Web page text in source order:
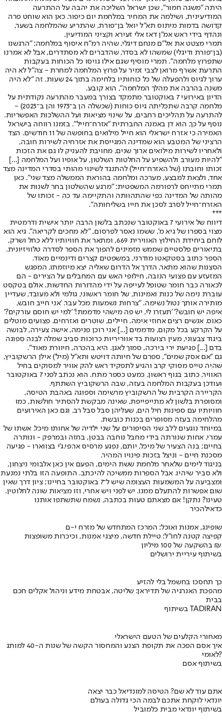
היתה "משגה חמור", שכן ישראל השליכה את יהבה על ההתרעה
המודיעינית, ושילמה את המחיר במלחמת יום כיפור. כאן הוא שוחט פרה
קדושה בדמות מיתוס תא"ל יואל בן־פורת, שהתריע שהמלחמה בשער,
ונהדף בידי ראש אמ"ן דאז אלי זעירא וקציני המודיעין.
תמרי מצטט את אל"ם מנחם דיגלי, שהיה רמ"ח איסוף במלחמה: "הרגשנו
(בן־פורת ודיגלי) שמשהו לא בסדר, שהדברים לא מסתדרים, אבל לא אמרנו
שתפרוץ מלחמה". תמרי מוסיף שגם אילו גויסו כל הכוחות בעקבות
התרעת אשרף מרואן לצבי זמיר על פרוץ המלחמה למחרת - צה"ל לא היה
ערוך לגיוס ולהפעלה של כל כוחותיו בלחימה בתוך 24 שעות. זה "לא היה
משנה בהרבה את מהלך המלחמה", הוא קובע.
הדיון באירועי 7 באוקטובר מתמקד בצורך במעבר מהתרעה נקודתית על
מלחמה קרבה שתכליתה גיוס כוחות (שכשלה הן ב־1973 והן ב־2023) -
להתרעה על תהליכים רחבים, על שינוי מציאות ועל ההשלכות האפשריות.
נוסף על כך, הוא דן באמנה החברתית "אזרח־חייל". בזמנו רווחה בישראל
האמירה כי אזרח ישראלי הוא חייל מילואים בחופשה של 11 חודשים. הצד
הרציני של המטבע הוא שמדינה המגייסת את אזרחיה לשירות חובה,
ולאחריו לשירות מילואים ארוך שנים, מחויבת להעניק לו גם את הזכות
"להיות מעורב ולהשפיע על החלטות השלטון, על אופיו ועל המלחמה [...]
זכותו וחובתו (של האזרח־חייל) להתנגד לשינוי מהותי בסדרי המדינה מצד
אחד, ולצאת למבצע, מערכה ומלחמה בהוראת הממשלה מצד שני". כאן
תמרי מתייחס לרפורמה המשפטית: "מרגע שהשלטון בחר לשנות את
מהותה של המדינה כפי שהתהוותה והתקיימה עד כה - זכותו של
האזרח־חייל לסרב לסכן את חייו בשליחותה".
***
דיווח של אירועי 7 באוקטובר שנכתב בלשון הרבה יותר אישית ודרמטית
מצוי בספרו של גיא מ', ששמו נאסר לפרסום, "לא מחכים לקריאה". גיא הוא
לוחם ביחידת החילוץ האווירית 669, ומתאר את חוויותיו ללא כחל ושרק,
בתיאורים פלסטיים שממש מזמינים להפוך את הספר לסדרה טלוויזיונית.
הספר כתוב בסטקאטו מודרני, במשפטים קצרים ודינמיים מאוד.
הסצנות שהוא מתאר, הדרך אל הדרום שאליה יצא מיוזמתו, המפגש
המזעזע עם פצועי הנובה, חילופי האש עם המחבלים על הצירים - הם
לכאורה כבר חומר שטופל לעייפה על ידי מהדורות החדשות. אולם בטקסט
עוברת נימה של כנות ואמינות, של חומר ראשוני, גולמי ולא מעובד, שעדיין
מותירה אותך נטול נשימה. "צרחות נשמעות מכל עבר. 'אני חייב חובש,
איפה יש חובש?' 'תעזרו לי, יש פה מישהי מדממת!' 'למי יש חוסם עורקים?'
כאוס. אנשים רצים אחוזי אימה. חיילים, שוטרים ואזרחים. פצועים מוטלים
על הקרקע בכל מקום, מדממים [...] אני רוכן פנימה, אישה צעירה, לבושה
ביגוד צבעוני, מעין רצועות בד אווריריות כרוכות סביב שמלה לבנה ספוגה
בדם [...] פגיעת ירי בירכה, סמוך לאגן. היא בהכרה, חיוורת מאוד".
גם "אם אסק שמים", ספרם של חיותה דויטש ותא"ל (מיל') אילן הרשקוביץ,
שהיה טייס מסוקי קרב והגיע לתפקיד ראש להק אוויר למסוקים בחיל
האוויר, כתוב בגוף ראשון, כמעט כספר מתח. הוא נכתב לפני 7 באוקטובר
ועודכן בעקבות המלחמה בעזה, שבה הרשקוביץ השתתף.
הקריירה הקרבית של הרשקוביץ מרשימה וספוגה באהבת הטיסה,
ומסופרת בלשון לא מתייפייפת, שאינה מבקשת להסתיר חולשות, כמו
חוויותיו עם ספינות חיל הים, שעליהן סבל סבל רב. וגם כאן האירועים
מהלחימה בעזה מסופרים בכנות כובשת.
במיוחד נוגעים ללב שני הסיפורים על שני ילדיה של אחותו מיכל. אשתו של
עמרי, אחות שנורתה בידי מחבל נוחבה בבטן, בחזה ובמרפק - ונותרה
בחיים; בנה הצעיר של מיכל, יותם, נפגע מרסיס אר.פי.ג'י בצווארו - פגיעה
מסכנת חיים - וניצל בזכות פינויו המהיר.
בניגוד לימים שלאחר מלחמת ששת הימים, הפעם אין כאן אלבומי ניצחון,
ולא סביר שיהיו. אבל הספרות ממשיכה להיכתב. התופעה הזו בלתי נמנעת
ומצביעה על המשמעות העצומה שיש ל־7 באוקטובר בחיינו; ציון דרך שאין
שום אפשרות להתעלם ממנו. יש לפני ויש אחרי, וזו מציאות שונה לחלוטין.
טעינו? נתקן! אם מצאתם טעות בכתבה, נשמח שתשתפו אותנו
כדאילהכיר
שופינג, אמנות ואוכל: המרכז המתחדש של מזרח י-ם
קפיצה קטנה לחו"ל: טיילת חדשה, מיצגי אמנות, וכיכרות משופצות
בהשקעה של 100 מיליון ₪
בשיתוף עיריית ירושלים
כך תחסכו בחשמל בלי להזיע
מהפכת האנרגיה של תדיראן: שליטה, אבטחת מידע וניהול אקלים חכם
בבית
בשיתוף TADIRAN
מאחורי הקלעים של הטעם הישראלי
איך אסם הפכה את תקופת הצנע והמחסור הקשה של שנות ה-40 למותג
לאומי?
בשיתוף אסם
אתם עוד לא שם? הטיסה למונדיאל כבר יצאה
יונדאי לוקחת אתכם לבמה הכי גדולה בעולם
בשיתוף יונדאי מבית כלמוביל